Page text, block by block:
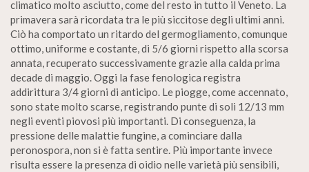
climatico molto asciutto, come del resto in tutto il Veneto. La
primavera sarà ricordata tra le più siccitose degli ultimi anni.
Ciò ha comportato un ritardo del germogliamento, comunque
ottimo, uniforme e costante, di 5/6 giorni rispetto alla scorsa
annata, recuperato successivamente grazie alla calda prima
decade di maggio. Oggi la fase fenologica registra
addirittura 3/4 giorni di anticipo. Le piogge, come accennato,
sono state molto scarse, registrando punte di soli 12/13 mm
negli eventi piovosi più importanti. Di conseguenza, la
pressione delle malattie fungine, a cominciare dalla
peronospora, non si è fatta sentire. Più importante invece
risulta essere la presenza di oidio nelle varietà più sensibili,